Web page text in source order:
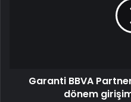
Garanti BBVA
dönem